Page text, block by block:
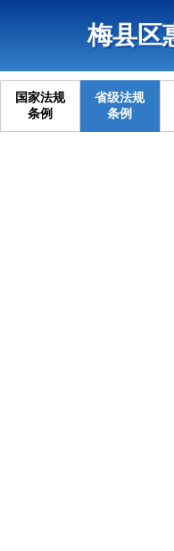
查询指引梅县区
国家法规
条例
省级法规
条例